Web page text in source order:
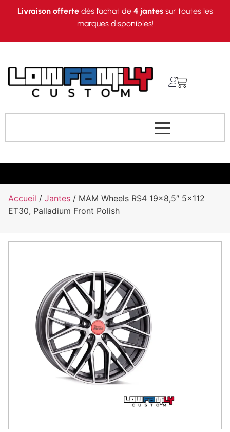
Livraison offertedès l’achat de 4 jantessur toutes les
marques disponibles!
Accueil / Jantes / MAM Wheels RS4 19×8,5″ 5×112
ET30, Palladium Front Polish